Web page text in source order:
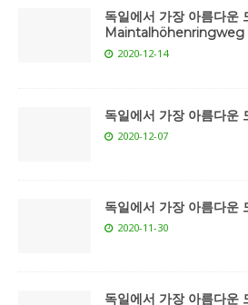
독일에서 가장 아름다운
Maintalhöhenringweg
2020-12-14
독일에서 가장 아름다운
2020-12-07
독일에서 가장 아름다운
2020-11-30
독일에서 가장 아름다운